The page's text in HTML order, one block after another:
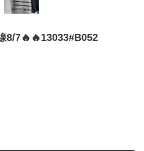
7🔥🔥13033#B052